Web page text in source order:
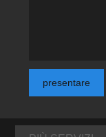
presentare